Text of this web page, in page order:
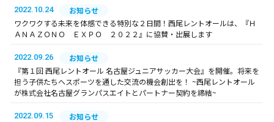
2022.10.24
お知らせ
ワクワクする未来を体感できる特別な２日間！西尾レントオールは、『Ｈ
ＡＮＡＺＯＮＯ ＥＸＰＯ ２０２２』に協賛・出展します
2022.09.26
お知らせ
『第１回 西尾レントオール 名古屋ジュニアサッカー大会』を開催。将来を
担う子供たちへスポーツを通した交流の機会創出を！ ~西尾レントオール
が株式会社名古屋グランパスエイトとパートナー契約を締結~
2022.09.15
お知らせ